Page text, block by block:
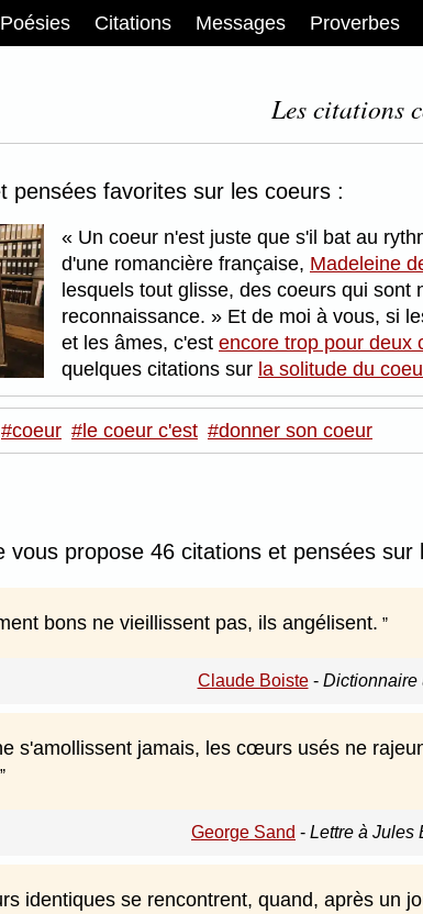
Poésies Citations Messages Proverbes
Les citations
pensées favorites sur les coeurs :
Un coeur n'est juste que s'il bat au
d'une romancière française, Madeleine
lesquels tout glisse, des coeurs qui
reconnaissance.
Et de moi à vous, si
et les âmes, c'est encore trop pour deux
quelques citations sur la solitude du
#coeur #le coeur c'est #donner son coeur
vous propose 46 citations et pensées sur
bons ne vieillissent pas, ils angélisent.
Claude Boiste- Dictionnaire
s'amollissent jamais, les cœurs usés ne
George Sand - Lettre à Jules
identiques se rencontrent, quand, après un